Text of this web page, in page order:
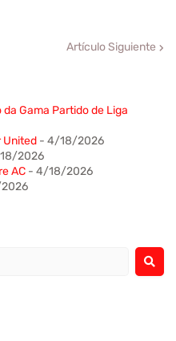
Artículo Siguiente
Gama Partido de Liga
United - 4/18/2026
2026
AC - 4/18/2026